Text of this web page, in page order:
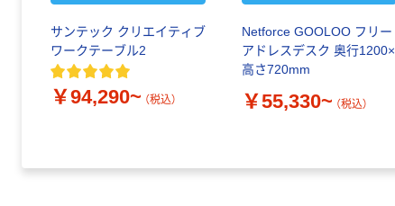
サンテック クリエイティブ
ワークテーブル2
￥94,290~ （税込）
Netforce GOOLOO フリー
アドレスデスク 奥行1200×
高さ720mm
￥55,330~ （税込）